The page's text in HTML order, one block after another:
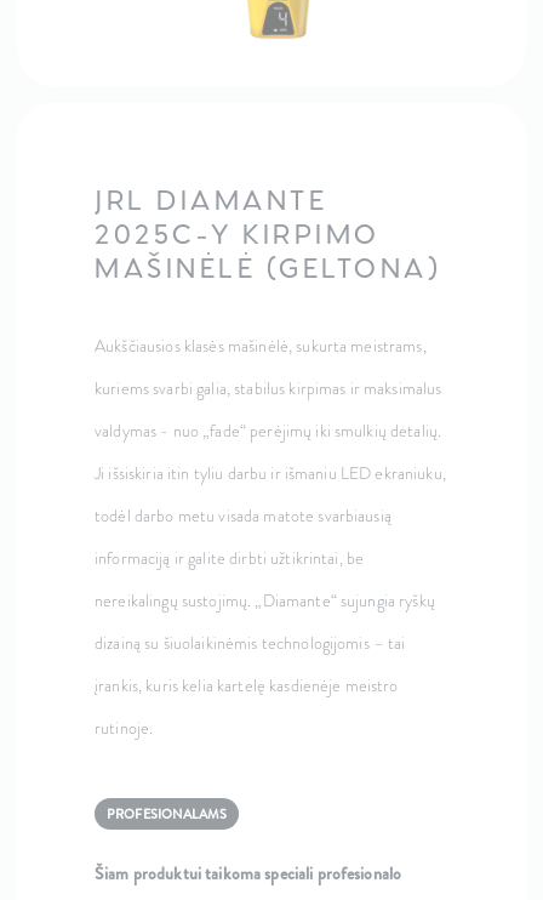
JRL DIAMANTE
2025C-Y KIRPIMO
MAŠINĖLĖ (GELTONA)
Aukščiausios klasės mašinėlė, sukurta meistrams,
kuriems svarbi galia, stabilus kirpimas ir maksimalus
valdymas - nuo „fade“ perėjimų iki smulkių detalių.
Ji išsiskiria itin tyliu darbu ir išmaniu LED ekraniuku,
todėl darbo metu visada matote svarbiausią
informaciją ir galite dirbti užtikrintai, be
nereikalingų sustojimų. „Diamante“ sujungia ryškų
dizainą su šiuolaikinėmis technologijomis – tai
įrankis, kuris kelia kartelę kasdienėje meistro
rutinoje.
PROFESIONALAMS
Šiam produktui taikoma speciali profesionalo